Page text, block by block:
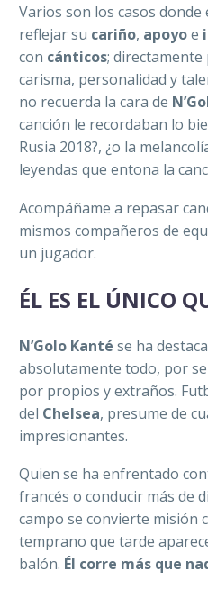
Varios son los casos
reflejar su cariño, apoyoe
con cánticos;
carisma, personalidad y
no recuerda la cara de
canción le recordaban lo
Rusia 2018?, ¿o la
leyendas que entona la
Acompáñame a repasar
mismos compañeros de
un jugador.
ÉL ES EL ÚNICO
N’Golo Kanté se ha
absolutamente todo, por
por propios y extraños.
del Chelsea, presume de
impresionantes.
Quien se ha enfrentado
francés o conducir más de
campo se convierte misión
temprano que tarde
balón. Él corre más que